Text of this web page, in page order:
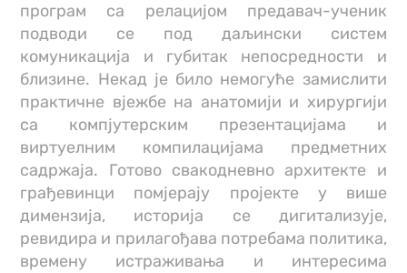
програм са релацијом предавач-ученик
подводи се под даљински систем
комуникација и губитак непосредности и
близине. Некад је било немогуће замислити
практичне вјежбе на анатомији и хирургији
са компјутерским презентацијама и
виртуелним компилацијама предметних
садржаја. Готово свакодневно архитекте и
грађевинци помјерају пројекте у више
димензија, историја се дигитализује,
ревидира и прилагођава потребама политика,
времену истраживања и интересима